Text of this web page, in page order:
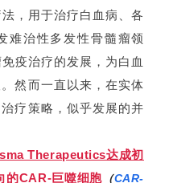
，用于治疗白血病、各
难治性多发性骨髓瘤领
疫治疗的发展，为白血
然而一直以来，在实体
疗策略，似乎发展的并
Therapeutics达成初
的CAR-巨噬细胞 （CAR-